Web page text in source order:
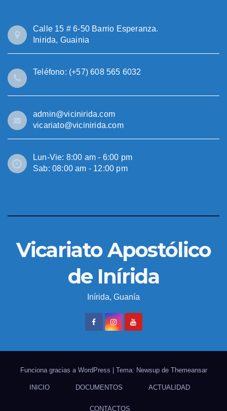
Calle 15 # 6-50 Barrio Esperanza.
Inirida, Guainia
Teléfono: (+57) 608 565 6032
admin@vicinirida.com
vicariato@vicinirida.com
Lun-Vie: 8:00 am - 6:00 pm
Sab: 08:00 am - 12:00 pm
Vicariato Apostólico
de Inírida
Inírida, Guanía
Funciona gracias a WordPress Tema: Newsup de Themeansar
INICIO DOCUMENTOS ACTUALIDAD
CONTACTOS